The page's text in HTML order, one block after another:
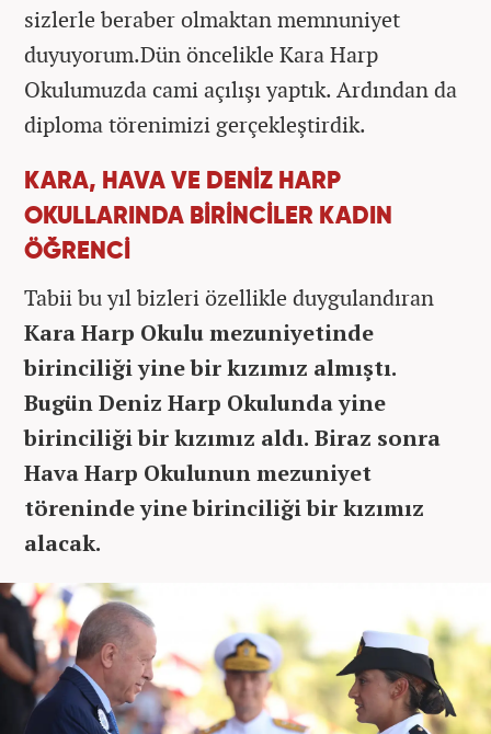
sizlerle beraber olmaktan memnuniyet
duyuyorum.Dün öncelikle Kara Harp
Okulumuzda cami açılışı yaptık. Ardından da
diploma törenimizi gerçekleştirdik.
KARA, HAVA VE DENİZ HARP
OKULLARINDA BİRİNCİLER KADIN
ÖĞRENCİ
Tabii bu yıl bizleri özellikle duygulandıran
Kara Harp Okulu mezuniyetinde
birinciliği yine bir kızımız almıştı.
Bugün Deniz Harp Okulunda yine
birinciliği bir kızımız aldı. Biraz sonra
Hava Harp Okulunun mezuniyet
töreninde yine birinciliği bir kızımız
alacak.